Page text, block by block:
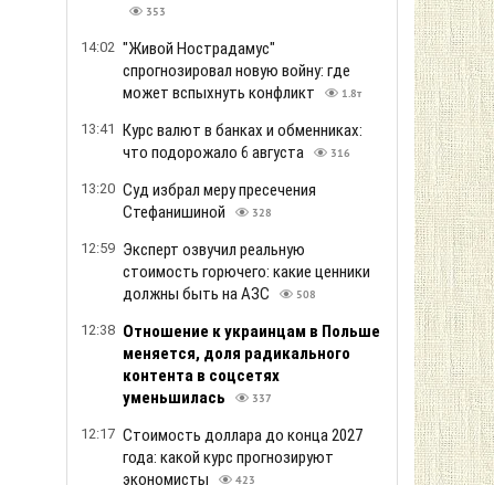
353
14:02 "Живой Нострадамус"
спрогнозировал новую войну: где
может вспыхнуть конфликт
1.8т
13:41 Курс валют в банках и обменниках:
что подорожало 6 августа
316
13:20 Суд избрал меру пресечения
Стефанишиной
328
12:59 Эксперт озвучил реальную
стоимость горючего: какие ценники
должны быть на АЗС
508
12:38 Отношение к украинцам в Польше
меняется, доля радикального
контента в соцсетях
уменьшилась
337
12:17 Стоимость доллара до конца 2027
года: какой курс прогнозируют
экономисты
423